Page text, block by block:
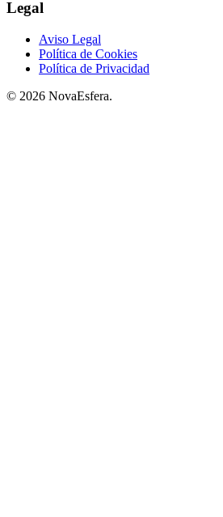
Legal
Aviso Legal
Política de Cookies
Política de Privacidad
© 2026 NovaEsfera.